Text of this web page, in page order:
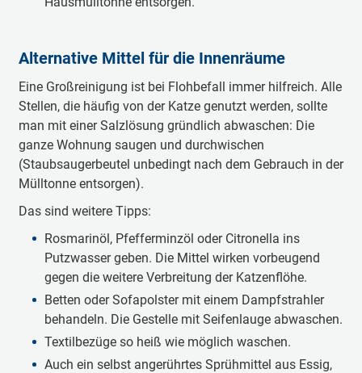
ohne Chemie wirken. Man wickelt frisch gehackte
Alternative Mittel für die Innenräume
Eine Großreinigung ist bei Flohbefall immer hilfreich. Alle
Stellen, die häufig von der Katze genutzt werden, sollte
man mit einer Salzlösung gründlich abwaschen: Die
ganze Wohnung saugen und durchwischen
(Staubsaugerbeutel unbedingt nach dem Gebrauch in der
Mülltonne entsorgen).
Das sind weitere Tipps:
Rosmarinöl, Pfefferminzöl oder Citronella ins
Putzwasser geben. Die Mittel wirken vorbeugend
gegen die weitere Verbreitung der Katzenflöhe.
Betten oder Sofapolster mit einem Dampfstrahler
behandeln. Die Gestelle mit Seifenlauge abwaschen.
Textilbezüge so heiß wie möglich waschen.
Auch ein selbst angerührtes Sprühmittel aus Essig,